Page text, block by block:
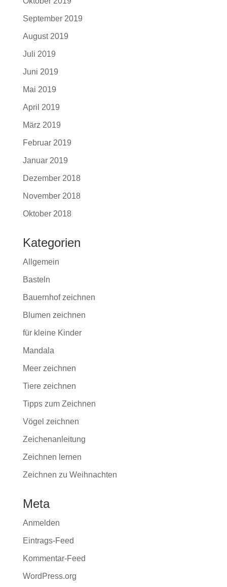
September 2019
August 2019
Juli 2019
Juni 2019
Mai 2019
April 2019
März 2019
Februar 2019
Januar 2019
Dezember 2018
November 2018
Oktober 2018
Kategorien
Allgemein
Basteln
Bauernhof zeichnen
Blumen zeichnen
für kleine Kinder
Mandala
Meer zeichnen
Tiere zeichnen
Tipps zum Zeichnen
Vögel zeichnen
Zeichenanleitung
Zeichnen lernen
Zeichnen zu Weihnachten
Meta
Anmelden
Eintrags-Feed
Kommentar-Feed
WordPress.org